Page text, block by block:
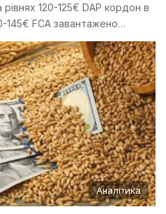
120-125€ DAP кордон в
145€ FCA завантажено…
Аналітика